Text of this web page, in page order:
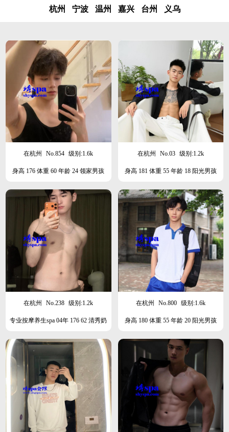
杭州 宁波 温州 嘉兴 台州 义乌
在杭州 No.854 级别:1.6k
身高 176 体重 60 年龄 24 领家男孩
在杭州 No.03 级别:1.2k
身高 181 体重 55 年龄 18 阳光男孩
在杭州 No.238 级别:1.2k
专业按摩养生spa 04年 176 62 清秀奶
在杭州 No.800 级别:1.6k
身高 180 体重 55 年龄 20 阳光男孩